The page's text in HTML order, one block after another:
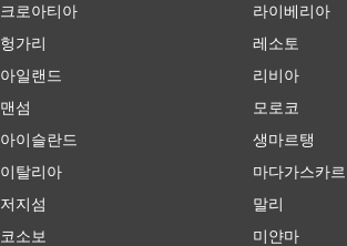
크로아티아
헝가리
아일랜드
맨섬
아이슬란드
이탈리아
저지섬
코소보
라이베리아
레소토
리비아
모로코
생마르탱
마다가스카르
말리
미얀마